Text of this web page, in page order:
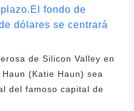
fondo de
dólares se centrará
de Silicon Valley en
(Katie Haun) sea
del famoso capital de